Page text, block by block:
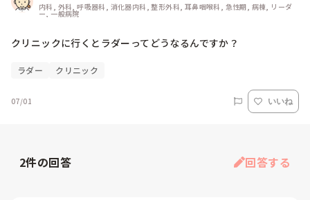
内科, 外科, 呼吸器科, 消化器内科, 整形外科, 耳鼻咽喉科, 急性期, 病棟, リーダ
ー, 一般病院
クリニックに行くとラダーってどうなるんですか？
ラダー クリニック
07/01 いいね
2件の回答 回答する